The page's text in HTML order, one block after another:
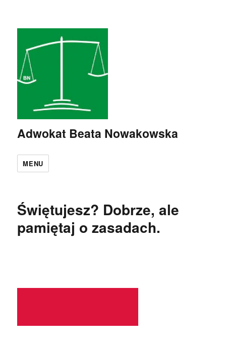
Adwokat Beata Nowakowska
MENU
Świętujesz? Dobrze, ale
pamiętaj o zasadach.